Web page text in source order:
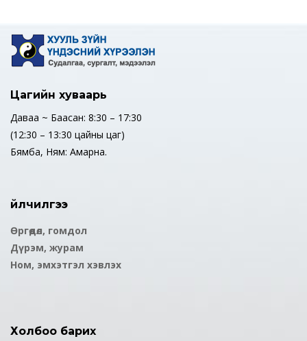
Цагийн хуваарь
Даваа ~ Баасан: 8:30 – 17:30
(12:30 – 13:30 цайны цаг)
Бямба, Ням: Амарна.
Үйлчилгээ
Өргөдөл, гомдол
Дүрэм, журам
Ном, эмхэтгэл хэвлэх
Холбоо барих